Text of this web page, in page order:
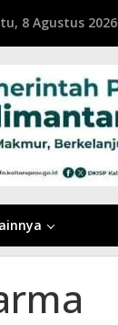
8 Agustus 2026